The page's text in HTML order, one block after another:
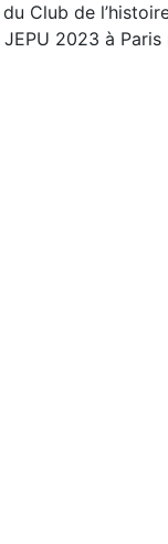
Club de
2023 à